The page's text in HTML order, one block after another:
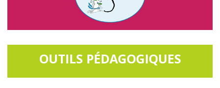
OUTILS PÉDAGOGIQUES